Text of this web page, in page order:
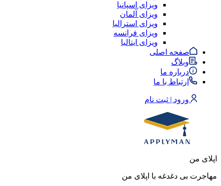
ویزای اسپانیا
ویزای آلمان
ویزای استرالیا
ویزای فرانسه
ویزای ایتالیا
صفحه اصلی
وبلاگ
درباره ما
ارتباط با ما
ورود | ثبت نام
اپلای من
مهاجرت بی دغدغه با اپلای من